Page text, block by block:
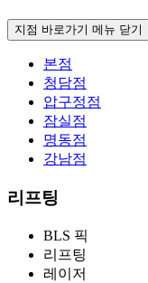
지점 바로가기 메뉴 닫기
본점
청담점
압구정점
잠실점
명동점
강남점
리프팅
BLS 픽
리프팅
레이저